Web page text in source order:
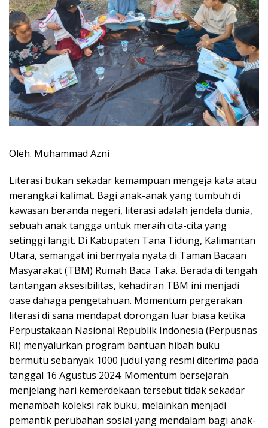
Oleh. Muhammad Azni
Literasi bukan sekadar kemampuan mengeja kata atau
merangkai kalimat. Bagi anak-anak yang tumbuh di
kawasan beranda negeri, literasi adalah jendela dunia,
sebuah anak tangga untuk meraih cita-cita yang
setinggi langit. Di Kabupaten Tana Tidung, Kalimantan
Utara, semangat ini bernyala nyata di Taman Bacaan
Masyarakat (TBM) Rumah Baca Taka. Berada di tengah
tantangan aksesibilitas, kehadiran TBM ini menjadi
oase dahaga pengetahuan. Momentum pergerakan
literasi di sana mendapat dorongan luar biasa ketika
Perpustakaan Nasional Republik Indonesia (Perpusnas
RI) menyalurkan program bantuan hibah buku
bermutu sebanyak 1000 judul yang resmi diterima pada
tanggal 16 Agustus 2024. Momentum bersejarah
menjelang hari kemerdekaan tersebut tidak sekadar
menambah koleksi rak buku, melainkan menjadi
pemantik perubahan sosial yang mendalam bagi anak-